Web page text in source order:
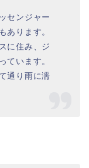
センジャー
あります。
に住み、ジ
ています。
通り雨に濡